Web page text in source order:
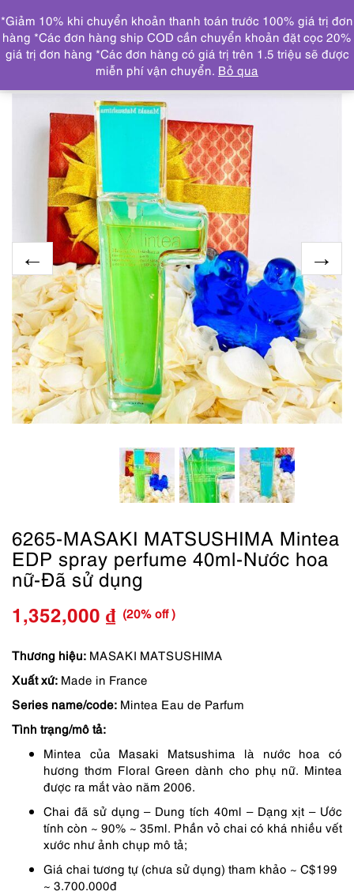
DANH MỤC
Trang chủ NƯỚC HOA
6265-MASAKI MATSUSHIMA
Mintea EDP spray perfume 40ml-Nước hoa nữ-Đã sử dụng
6265-MASAKI MATSUSHIMA Mintea
EDP spray perfume 40ml-Nước hoa
nữ-Đã sử dụng
Giá
gốc
là:
1,690,000 ₫.
1,352,000 ₫
Giá
hiện
tại
là:
(20% off )
Thương hiệu: MASAKI MATSUSHIMA
Xuất xứ: Made in France
Series name/code: Mintea Eau de Parfum
Tình trạng/mô tả:
Mintea của Masaki Matsushima là nước hoa có
hương thơm Floral Green dành cho phụ nữ. Mintea
được ra mắt vào năm 2006.
Chai đã sử dụng – Dung tích 40ml – Dạng xịt – Ước
tính còn ~ 90% ~ 35ml. Phần vỏ chai có khá nhiều vết
xước như ảnh chụp mô tả;
Giá chai tương tự (chưa sử dụng) tham khảo ~ C$199
~ 3.700.000đ
*Giảm 10% khi chuyển khoản thanh toán trước 100% giá trị đơn
hàng *Các đơn hàng ship COD cần chuyển khoản đặt cọc 20%
giá trị đơn hàng *Các đơn hàng có giá trị trên 1.5 triệu sẽ được
miễn phí vận chuyển. Bỏ qua